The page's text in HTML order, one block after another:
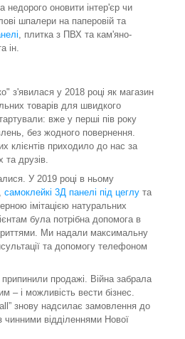
оновити інтер'єр чи
шпалери на паперовій та
, плитка з ПВХ та кам'яно-
ін.
з'явилася у 2018 році як магазин
товарів для швидкого
вже у перші пів року
без жодного повернення.
клієнтів приходило до нас за
друзів.
У 2019 році в ньому
самоклейкі 3Д панелі під цеглу та
імітацією натуральних
була потрібна допомога в
Ми надали максимальну
та допомогу телефоном
продажі. Війна забрала
– і можливість вести бізнес.
знову надсилає замовлення до
чинними відділеннями Нової